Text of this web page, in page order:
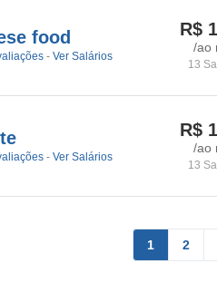
food
- Ver Salários
R$
/ao
13
- Ver Salários
R$
/ao
13
1 2